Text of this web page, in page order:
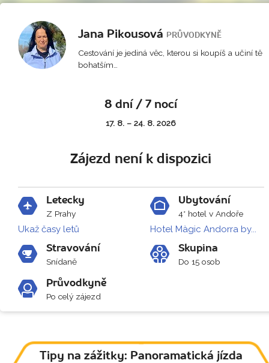
Jana Pikousová PRŮVODKYNĚ
Cestování je jediná věc, kterou si koupíš a učiní tě
bohatším…
8 dní / 7 nocí
17. 8. – 24. 8. 2026
Zájezd není k dispozici
Letecky
Z Prahy
Ukaž časy letů
Ubytování
4* hotel v Andoře
Hotel Màgic Andorra by...
Stravování
Snídaně
Skupina
Do 15 osob
Průvodkyně
Po celý zájezd
Tipy na zážitky: Panoramatická jízda